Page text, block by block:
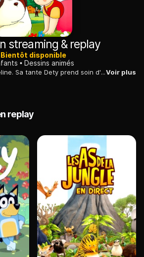
streaming & replay
Bientôt disponible
Dessins animés
Heidi, 5 ans, est orpheline. Sa tante Dety prend soin d'elle. Mais elle va travailler en ville, et Heidi doit aller vivre chez son grand-père, sur l'alpage.Voir plus
replay